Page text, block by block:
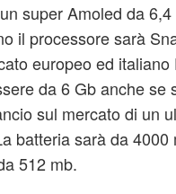
super Amoled da
il processore sarà
europeo ed
da 6 Gb anche se
sul mercato di un
batteria sarà da 4000
512 mb.